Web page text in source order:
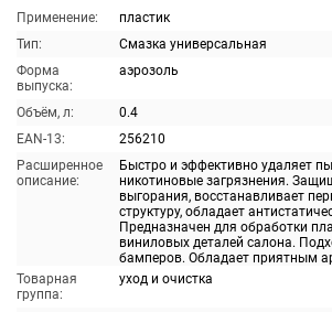
Применение:
пластик
Тип:
Смазка универсальная
Форма
выпуска:
аэрозоль
Объём, л:
0.4
EAN-13:
256210
Расширенное
описание:
Быстро и эффективно удаляет
никотиновые загрязнения.
выгорания, восстанавливает
структуру, обладает
Предназначен для обработки
виниловых деталей салона.
бамперов. Обладает приятным
Товарная
группа:
уход и очистка